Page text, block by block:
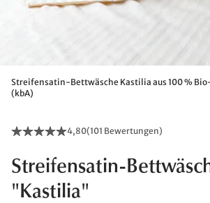
Streifensatin-Bettwäsche Kastilia aus 100 %
(kbA)
4,80(101 Bewertungen)
Streifensatin-
"Kastilia"